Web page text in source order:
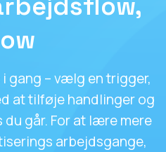
gang – vælg en trigger,
at tilføje handlinger og
går. For at lære mere
arbejdsgange,